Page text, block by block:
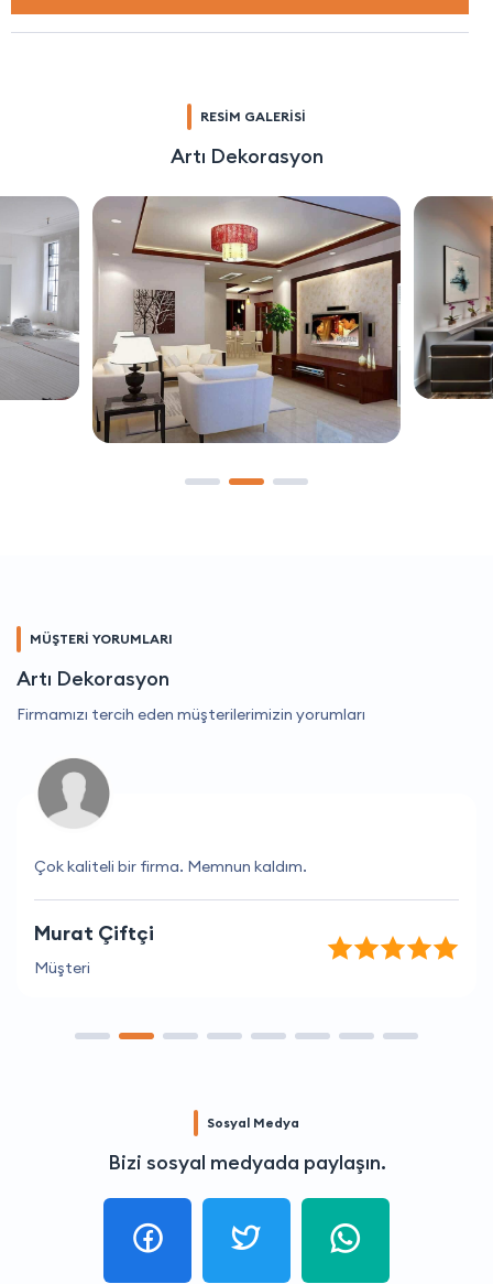
RESİM GALERİSİ
Artı Dekorasyon
MÜŞTERİ YORUMLARI
Artı Dekorasyon
Firmamızı tercih eden müşterilerimizin yorumları
Çok kaliteli bir firma. Memnun kaldım.
Murat Çiftçi
Müşteri
Sosyal Medya
Bizi sosyal medyada paylaşın.